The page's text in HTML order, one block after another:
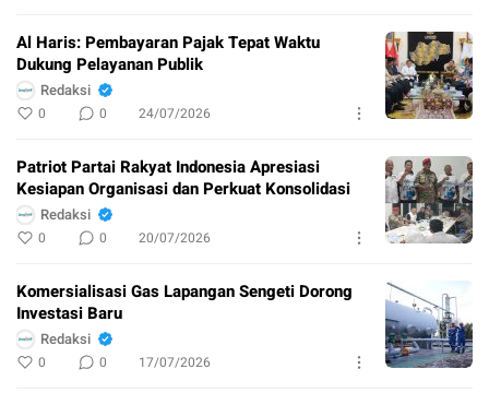
Al Haris: Pembayaran Pajak Tepat Waktu
Dukung Pelayanan Publik
Redaksi
0 0 24/07/2026
Patriot Partai Rakyat Indonesia Apresiasi
Kesiapan Organisasi dan Perkuat Konsolidasi
Redaksi
0 0 20/07/2026
Komersialisasi Gas Lapangan Sengeti Dorong
Investasi Baru
Redaksi
0 0 17/07/2026